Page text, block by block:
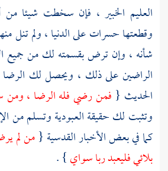
العليم الخبير ، فإن سخطت شيئا
وقطعتها حسرات على الدنيا ، ولم تنل
شأنه ، وإن ترض بقسمته لك من جميع
الراضين على ذلك ، ويحصل لك الرضا
الحديث { فمن رضي فله الرضا ،
وتثبت لك حقيقة العبودية وتسلم من
كما في بعض الأخبار القدسية {من لم
بلائي فليعبد ربا سواي} .